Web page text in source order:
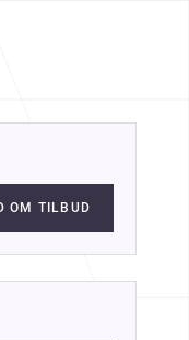
OM TILBUD